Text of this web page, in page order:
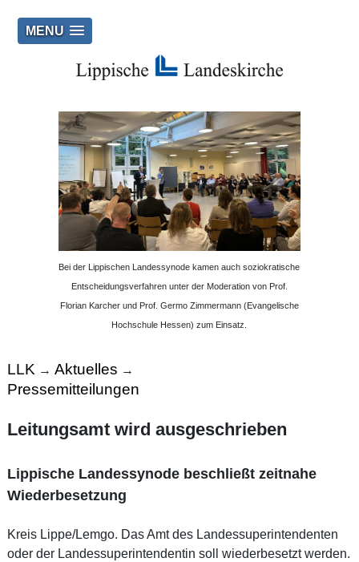
MENU
Bei der Lippischen Landessynode kamen auch soziokratische
Entscheidungsverfahren unter der Moderation von Prof.
Florian Karcher und Prof. Germo Zimmermann (Evangelische
Hochschule Hessen) zum Einsatz.
LLK → Aktuelles →
Pressemitteilungen
Leitungsamt wird ausgeschrieben
Lippische Landessynode beschließt zeitnahe
Wiederbesetzung
Kreis Lippe/Lemgo. Das Amt des Landessuperintendenten
oder der Landessuperintendentin soll wiederbesetzt werden.